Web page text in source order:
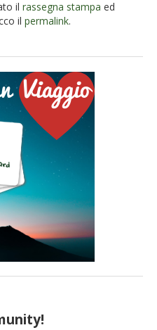
il rassegna stampa ed
il permalink.